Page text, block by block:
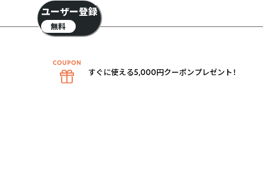
ユーザー登録
無料
すぐに使える5,000円クーポンプレゼント！